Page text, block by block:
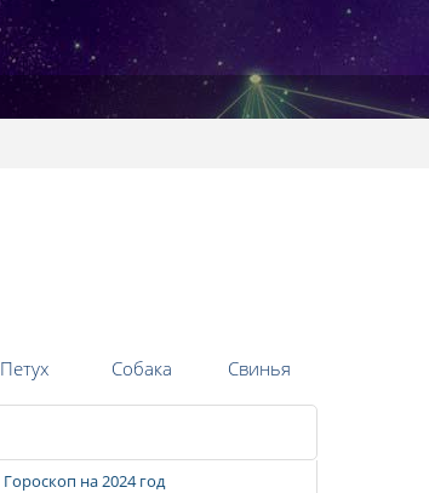
Петух Собака Свинья
Гороскоп на 2024 год